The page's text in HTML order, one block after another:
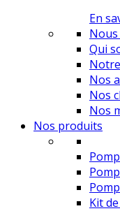
En
Qui
Nos
Nos
Nos
Nos produits
Kit